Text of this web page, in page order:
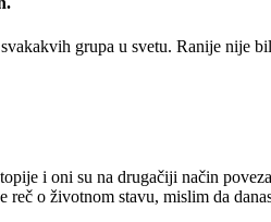
grupa u svetu. Ranije nije
i oni su na drugačiji način
o životnom stavu, mislim da